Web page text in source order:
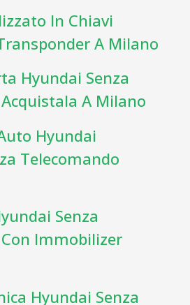
In Chiavi
A Milano
Hyundai Senza
A Milano
Hyundai
Telecomando
Senza
Immobilizer
Hyundai Senza